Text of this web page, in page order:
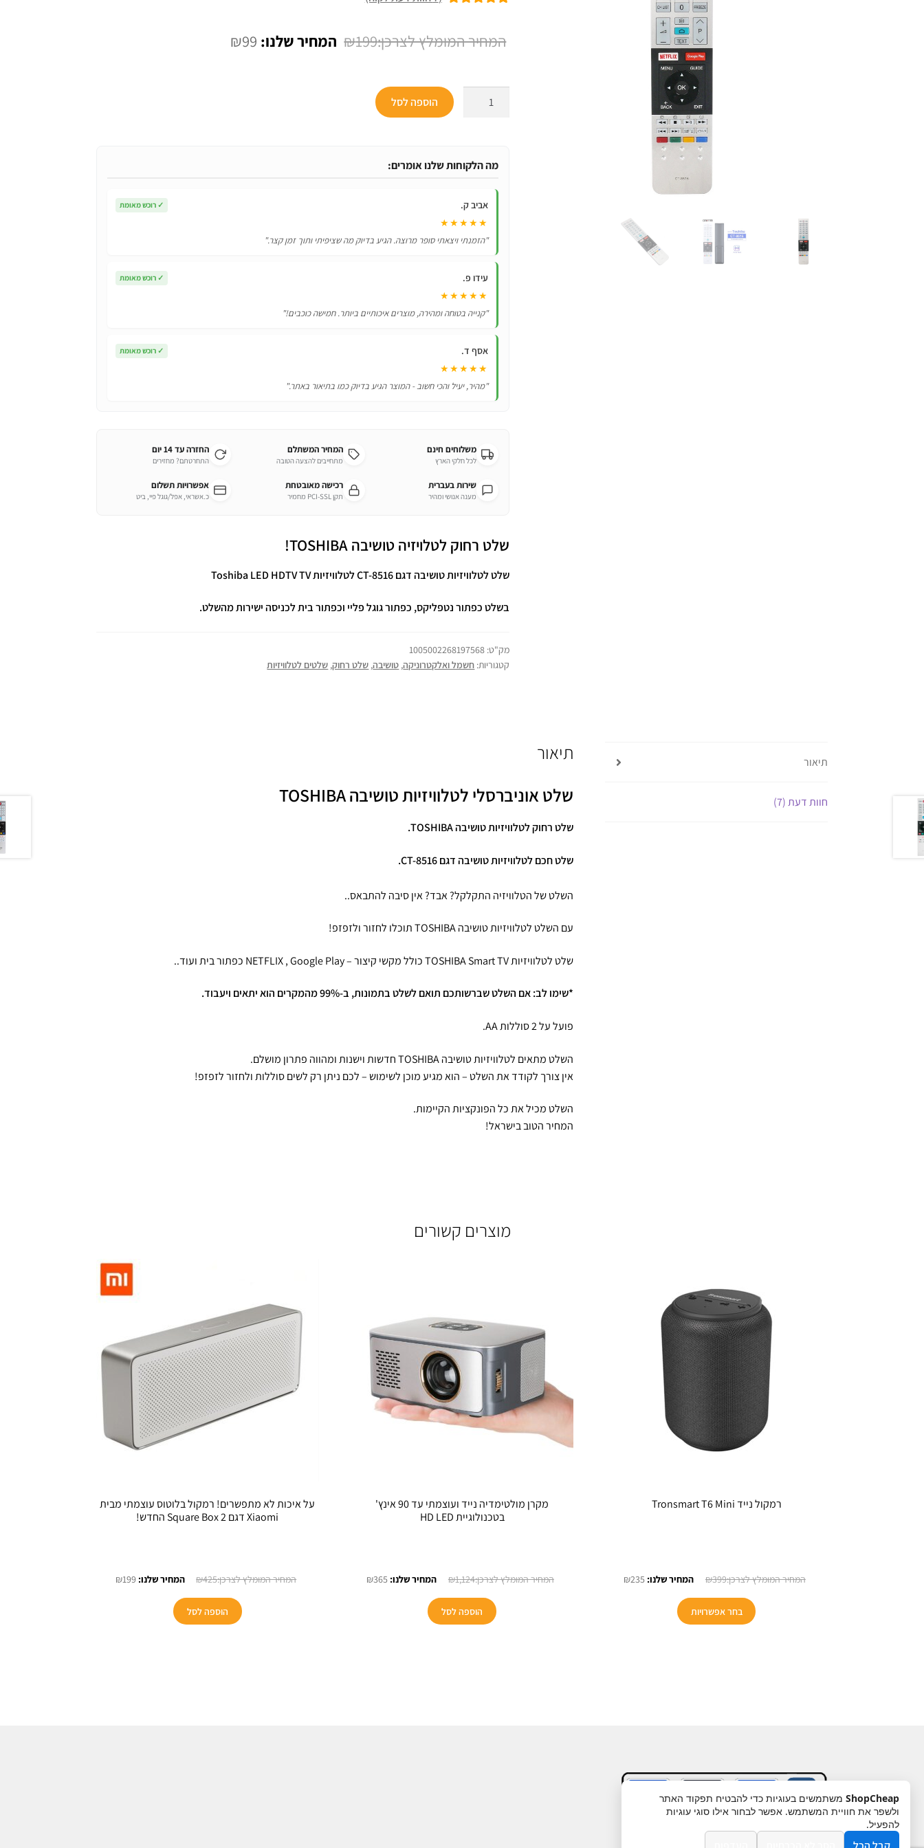
עלדירוגים של
₪199
המחיר
₪99 המחיר
טושיבה
דגם
הוספה לסל
מה הלקוחות שלנו אומרים:
אביב ק. ✓ רוכש מאומת
★★★★★
"הזמנתי ויצאתי סופר מרוצה. הגיע בדיוק מה שציפיתי ותוך זמן קצר."
עידו פ. ✓ רוכש מאומת
★★★★★
"קנייה בטוחה ומהירה, מוצרים איכותיים ביותר. חמישה כוכבים!"
אסף ד. ✓ רוכש מאומת
★★★★★
"מהיר, יעיל והכי חשוב - המוצר הגיע בדיוק כמו בתיאור באתר."
משלוחים חינם
לכל חלקי הארץ
המחיר המשתלם
מתחייבים להצעה הטובה
החזרה עד 14 יום
התחרטתם? מחזירים
שירות בעברית
מענה אנושי ומהיר
רכישה מאובטחת
תקן PCI-SSL מחמיר
אפשרויות תשלום
כ.אשראי, אפל/גוגל פיי, ביט
שלט רחוק לטלויזיה טושיבה TOSHIBA!
שלט לטלוויזיות טושיבה דגם CT-8516 לטלוויזיות Toshiba LED HDTV TV
בשלט כפתור נטפליקס, כפתור גוגל פליי וכפתור בית לכניסה ישירות מהשלט.
מק"ט: 1005002268197568
קטגוריות: חשמל ואלקטרוניקה, טושיבה, שלט רחוק, שלטים לטלוויזיות
תיאור
חוות דעת (7)
תיאור
שלט אוניברסלי לטלוויזיות טושיבה TOSHIBA
שלט רחוק לטלוויזיות טושיבה TOSHIBA.
שלט חכם לטלוויזיותטושיבהדגם CT-8516 .
השלט של הטלוויזיה התקלקל? אבד? אין סיבה להתבאס..
עם השלט לטלוויזיות טושיבה TOSHIBA תוכלו לחזור ולזפזפ!
שלט לטלוויזיות TOSHIBA Smart TV כולל מקשי קיצור – NETFLIX , Google Play כפתור בית ועוד..
*שימו לב: אם השלט שברשותכם תואם לשלט בתמונות, ב-99% מהמקרים הוא יתאים ויעבוד.
פועל על 2 סוללות AA.
השלט מתאים לטלוויזיות טושיבה TOSHIBA חדשות וישנות ומהווה פתרון מושלם.
אין צורך לקודד את השלט – הוא מגיע מוכן לשימוש – לכם ניתן רק לשים סוללות ולחזור לזפזפ!
השלט מכיל את כל הפונקציות הקיימות.
המחיר הטוב בישראל!
מוצרים קשורים
רמקול נייד Tronsmart T6 Mini
₪399
המחיר
היה:
₪399.
₪235 המחיר
בחר אפשרויות
מקרן מולטימדיה נייד ועוצמתי עד 90 אינץ'
בטכנולוגיית HD LED
₪1,124
המחיר
היה:
₪1,124.
₪365 המחיר
הוספה לסל
על איכות לא מתפשרים! רמקול בלוטוס עוצמתי מבית
Xiaomi דגם Square Box 2 החדש!
₪425
המחיר
היה:
₪425.
₪199
הוספה לסל
ShopCheap משתמשים בעוגיות כדי להבטיח תפקוד האתר
ולשפר את חוויית המשתמש. אפשר לבחור אילו סוגי עוגיות
להפעיל.